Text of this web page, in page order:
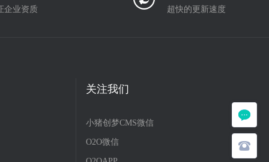
企业资质 超快的更新速度
关注我们
小猪创梦CMS微信
O2O微信